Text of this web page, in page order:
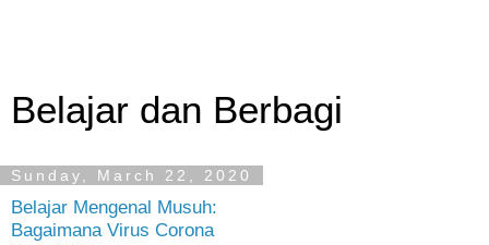
Belajar dan Berbagi
Sunday, March 22, 2020
Belajar Mengenal Musuh:
Bagaimana Virus Corona